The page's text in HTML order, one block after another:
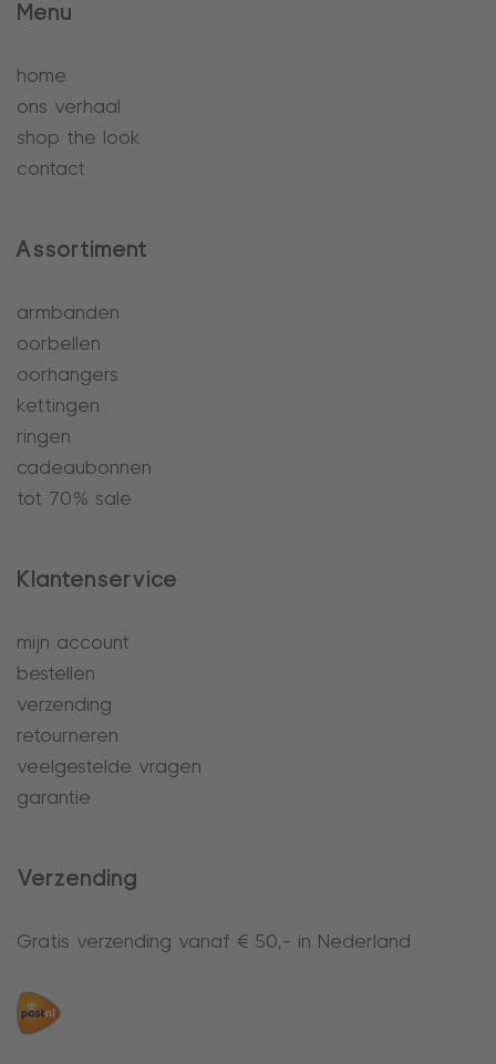
Menu
home
ons verhaal
shop the look
contact
Assortiment
armbanden
oorbellen
oorhangers
kettingen
ringen
cadeaubonnen
tot 70% sale
Klantenservice
mijn account
bestellen
verzending
retourneren
veelgestelde vragen
garantie
Verzending
Gratis verzending vanaf € 50,- in Nederland